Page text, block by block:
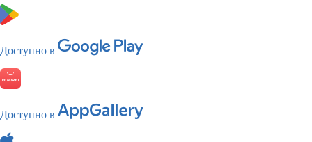
Доступно в
Доступно в